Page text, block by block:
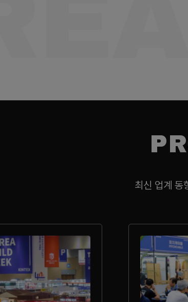
최신 업계 동